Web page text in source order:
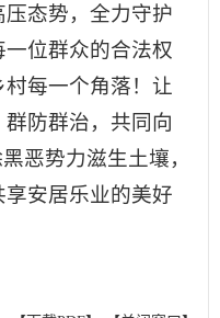
态势，全力守护
位群众的合法权
每一个角落！让
防群治，共同向
恶势力滋生土壤，
安居乐业的美好